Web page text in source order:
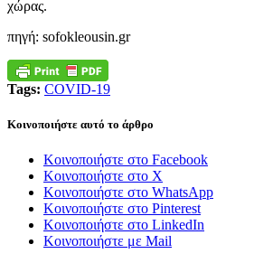
χώρας.
πηγή: sofokleousin.gr
Tags: COVID-19
Κοινοποιήστε αυτό το άρθρο
Κοινοποιήστε στο Facebook
Κοινοποιήστε στο X
Κοινοποιήστε στο WhatsApp
Κοινοποιήστε στο Pinterest
Κοινοποιήστε στο LinkedIn
Κοινοποιήστε με Mail